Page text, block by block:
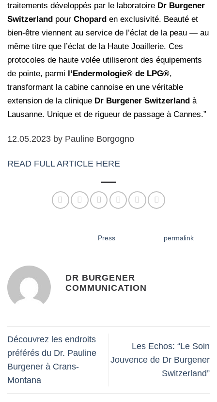
traitements développés par le laboratoire Dr Burgener
Switzerland pour Chopard en exclusivité. Beauté et
bien-être viennent au service de l’éclat de la peau — au
même titre que l’éclat de la Haute Joaillerie. Ces
protocoles de haute volée utiliseront des équipements
de pointe, parmi l’Endermologie® de LPG®,
transformant la cabine cannoise en une véritable
extension de la clinique Dr Burgener Switzerland à
Lausanne. Unique et de rigueur de passage à Cannes.”
12.05.2023 by Pauline Borgogno
READ FULL ARTICLE HERE
DR BURGENER
COMMUNICATION
Découvrez les endroits
préférés du Dr. Pauline
Burgener à Crans-
Montana
Les Echos: “Le Soin
Jouvence de Dr Burgener
Switzerland”